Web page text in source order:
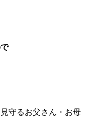
守るお父さん・お母